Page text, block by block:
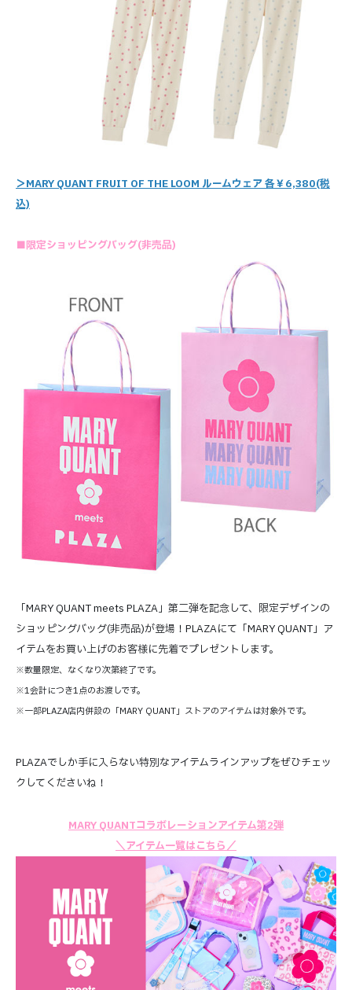
＞MARY QUANT FRUIT OF THE LOOM ルームウェア 各￥6,380(税
込)
■限定ショッピングバッグ(非売品)
「MARY QUANT meets PLAZA」第二弾を記念して、限定デザインの
ショッピングバッグ(非売品)が登場！PLAZAにて「MARY QUANT」ア
イテムをお買い上げのお客様に先着でプレゼントします。
※数量限定、なくなり次第終了です。
※1会計につき1点のお渡しです。
※一部PLAZA店内併設の「MARY QUANT」ストアのアイテムは対象外です。
PLAZAでしか手に入らない特別なアイテムラインアップをぜひチェッ
クしてくださいね！
MARY QUANTコラボレーションアイテム第2弾
＼アイテム一覧はこちら／